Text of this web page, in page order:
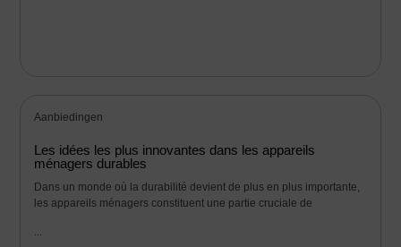
Aanbiedingen
Les idées les plus innovantes dans les appareils
ménagers durables
Dans un monde où la durabilité devient de plus en plus importante,
les appareils ménagers constituent une partie cruciale de
...